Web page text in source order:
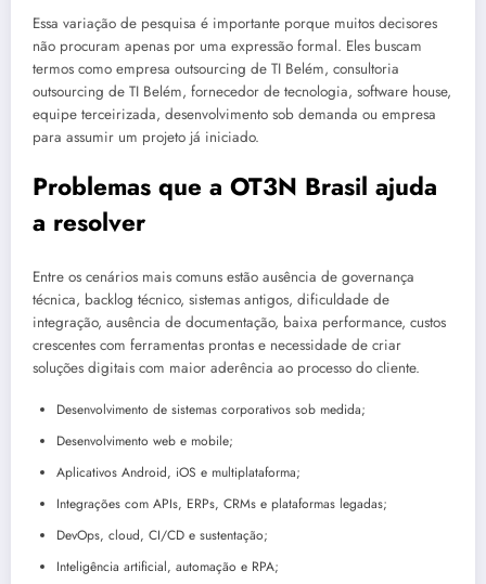
Essa variação de pesquisa é importante porque muitos decisores
não procuram apenas por uma expressão formal. Eles buscam
termos como empresa outsourcing de TI Belém, consultoria
outsourcing de TI Belém, fornecedor de tecnologia, software house,
equipe terceirizada, desenvolvimento sob demanda ou empresa
para assumir um projeto já iniciado.
Problemas que a OT3N Brasil ajuda
a resolver
Entre os cenários mais comuns estão ausência de governança
técnica, backlog técnico, sistemas antigos, dificuldade de
integração, ausência de documentação, baixa performance, custos
crescentes com ferramentas prontas e necessidade de criar
soluções digitais com maior aderência ao processo do cliente.
Desenvolvimento de sistemas corporativos sob medida;
Desenvolvimento web e mobile;
Aplicativos Android, iOS e multiplataforma;
Integrações com APIs, ERPs, CRMs e plataformas legadas;
DevOps, cloud, CI/CD e sustentação;
Inteligência artificial, automação e RPA;